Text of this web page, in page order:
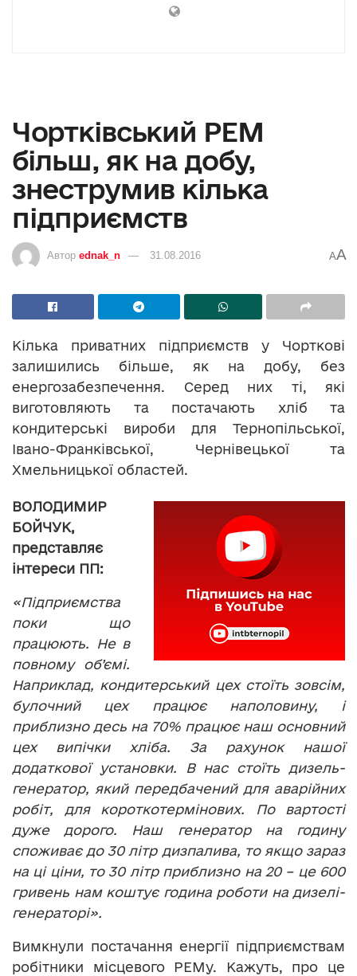
Чортківський РЕМ
більш, як на добу,
знеструмив кілька
підприємств
Автор ednak_n 31.08.2016 AA
Кілька приватних підприємств у Чорткові
залишились більше, як на добу, без
енергозабезпечення. Серед них ті, які
виготовляють та постачають хліб та
кондитерські вироби для Тернопільської,
Івано-Франківської, Чернівецької та
Хмельницької областей.
ВОЛОДИМИР
БОЙЧУК,
представляє
інтереси ПП:
«Підприємства
поки що
працюють. Не в
повному об’ємі.
Наприклад, кондитерський цех стоїть зовсім,
булочний цех працює наполовину, і
приблизно десь на 70% працює наш основний
цех випічки хліба. За рахунок нашої
додаткової установки. В нас стоїть дизель-
генератор, який передбачений для аварійних
робіт, для короткотермінових. По вартості
дуже дорого. Наш генератор на годину
споживає до 30 літр дизпалива, то якщо зараз
на ці ціни, то 30 літр приблизно на 20 – це 600
гривень нам коштує година роботи на дизелі-
генераторі».
Вимкнули постачання енергії підприємствам
робітники місцевого РЕМу. Кажуть, про це